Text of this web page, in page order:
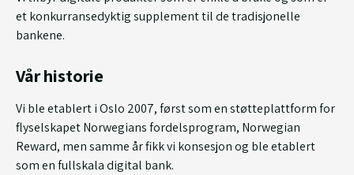
et konkurransedyktig supplement til de tradisjonelle
bankene.
Vår historie
Vi ble etablert i Oslo 2007, først som en støtteplattform for
flyselskapet Norwegians fordelsprogram, Norwegian
Reward, men samme år fikk vi konsesjon og ble etablert
som en fullskala digital bank.